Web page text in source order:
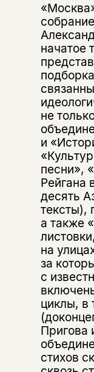
начатое
не
и
песни»,
Рейгана
десять
тексты),
а также
на
за
с
циклы, в
Пригова
стихов